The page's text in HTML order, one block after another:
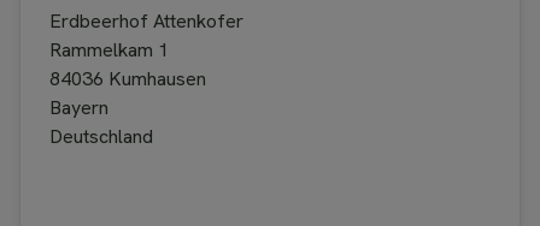
Erdbeerhof Attenkofer
Rammelkam 1
84036 Kumhausen
Bayern
Deutschland